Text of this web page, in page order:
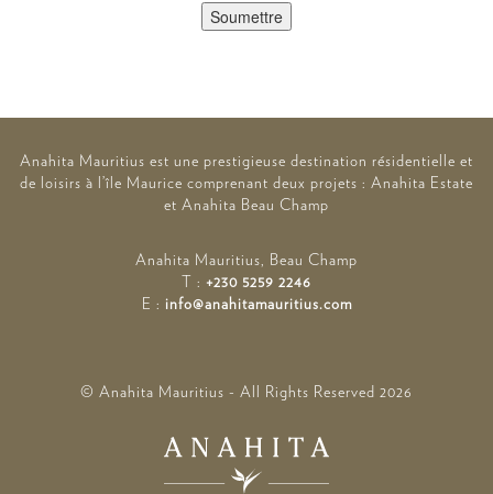
Soumettre
Anahita Mauritius est une prestigieuse destination résidentielle et
de loisirs à l’île Maurice comprenant deux projets : Anahita Estate
et Anahita Beau Champ
Anahita Mauritius, Beau Champ
T : +230 5259 2246
E : info@anahitamauritius.com
© Anahita Mauritius - All Rights Reserved 2026